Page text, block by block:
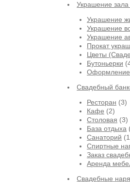
Украшение
Украшение
Украшение
Украшение
Прокат
Цветы
Бутоньерки
Оформление
Свадебный
Ресторан (3)
Кафе (2)
Столовая (3)
База отдыха
Санаторий
Спиртные
Заказ
Аренда
Свадебные